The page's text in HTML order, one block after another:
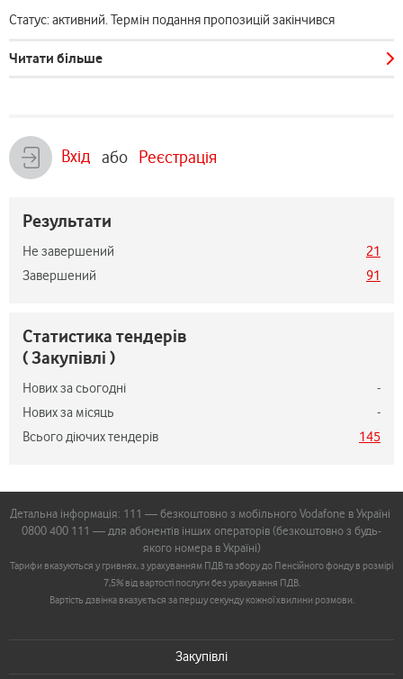
Статус: активний. Термін подання пропозицій закінчився
Читати більше
Вхід або Реєстрація
Результати
Не завершений
21
Завершений
91
Статистика тендерів
( Закупівлі )
Нових за сьогодні
-
Нових за місяць
-
Всього діючих тендерів
145
Детальна інформація: 111 — безкоштовно з мобільного Vodafone в Україні
0800 400 111 — для абонентів інших операторів (безкоштовно з будь-
якого номера в Україні)
Тарифи вказуються у гривнях, з урахуванням ПДВ та збору до Пенсійного фонду в розмірі
7,5% від вартості послуги без урахування ПДВ.
Вартість дзвінка вказується за першу секунду кожної хвилини розмови.
Закупівлі